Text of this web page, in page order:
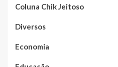
Coluna Chik Jeitoso
Diversos
Economia